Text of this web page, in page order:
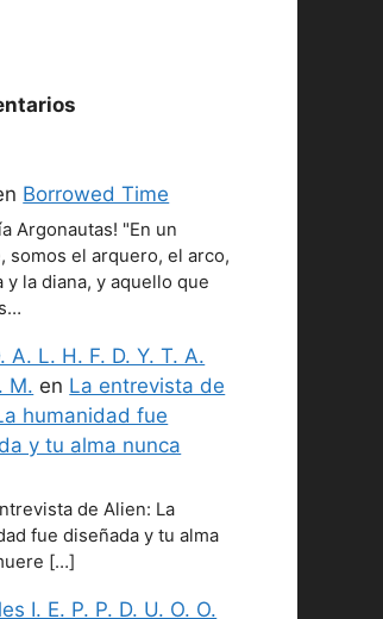
Borrowed Time
Argonautas! "En un
somos el arquero, el arco,
y la diana, y aquello que
A. L. H. F. D. Y. T. A.
M. en La entrevista de
humanidad fue
y tu alma nunca
de Alien: La
fue diseñada y tu alma
[…]
I. E. P. P. D. U. O. O.